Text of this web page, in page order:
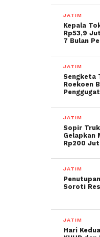
JATIM
Kepala
Rp53,9
7 Bulan
JATIM
Sengketa
Roekoen
JATIM
Sopir
Gelapkan
Rp200
JATIM
Soroti
JATIM
Hari